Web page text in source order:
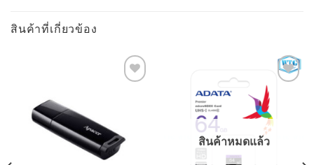
สินค้าที่เกี่ยวข้อง
สินค้าหมดแล้ว